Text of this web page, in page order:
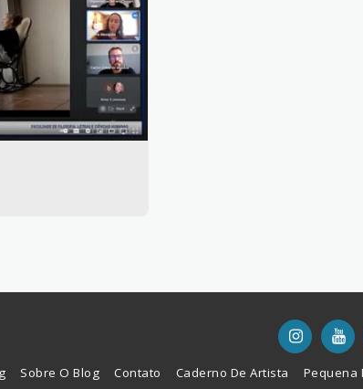
Sobre O Blog Contato Caderno De Artista Pequena